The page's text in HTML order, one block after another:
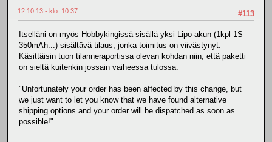
#113
12.10.13 - klo: 10.37
Itselläni on myös Hobbykingissä sisällä yksi Lipo-akun (1kpl 1S
350mAh...) sisältävä tilaus, jonka toimitus on viivästynyt.
Käsittäisin tuon tilanneraportissa olevan kohdan niin, että paketti
on sieltä kuitenkin jossain vaiheessa tulossa:
"Unfortunately your order has been affected by this change, but
we just want to let you know that we have found alternative
shipping options and your order will be dispatched as soon as
possible!"